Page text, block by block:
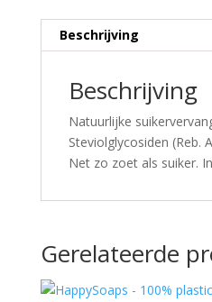
Beschrijving
Beschrijving
Natuurlijke
Steviolglycosiden (Reb.
Net zo zoet als suiker.
Gerelateerde